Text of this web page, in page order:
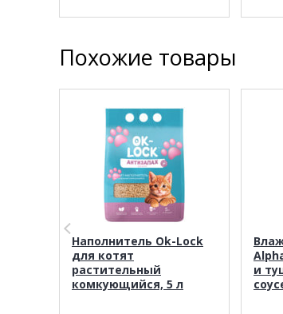
Похожие товары
Наполнитель Ok-Lock
для котят
растительный
комкующийся, 5 л
и